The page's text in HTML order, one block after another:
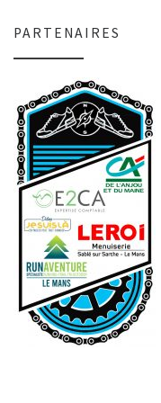
PARTENAIRES